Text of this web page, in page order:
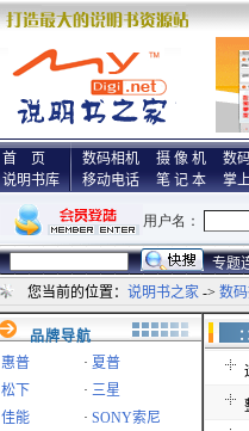
首 页
说明书库
数码相机 摄 像 机
数
移动电话
笔 记 本 掌
专题
您当前的位置： 说明书之家 -> 数
品牌导航
惠普 · 夏普
松下 · 三星
佳能 · SONY索尼